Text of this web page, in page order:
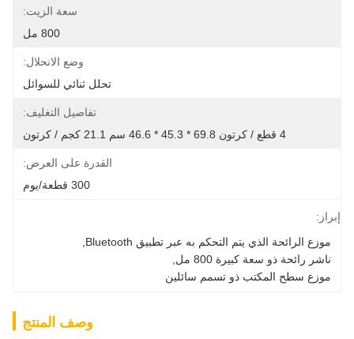
سعة الزيت:
800 مل
وضع الانحلال:
تحلل ثنائي للسوائل
تفاصيل التغليف:
4 قطع / كرتون 69.8 * 45.3 * 46.6 سم 21.1 كجم / كرتون
القدرة على العرض:
300 قطعة/يوم
إبراز:
موزع الرائحة الذي يتم التحكم به عبر تطبيق Bluetooth
ناشر رائحة ذو سعة كبيرة 800 مل
موزع سطح المكتب ذو تسمم سائلين
وصف المنتج